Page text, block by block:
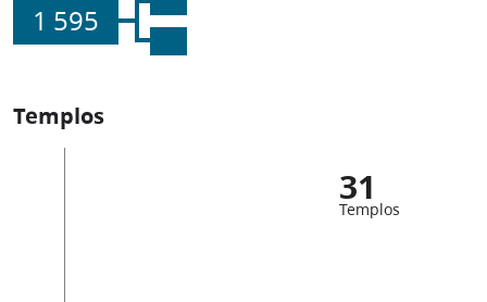
1 595
Templos
31
Templos